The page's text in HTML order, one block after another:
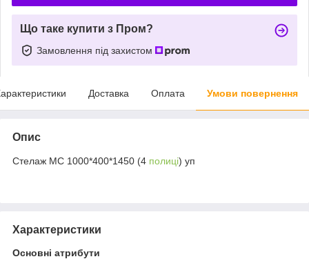
Що таке купити з Пром?
Замовлення під захистом
Доставка Оплата Умови повернення
Опис
Стелаж МС 1000*400*1450 (4 полиці) уп
Характеристики
Основні атрибути